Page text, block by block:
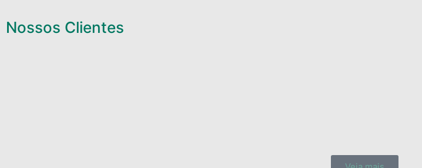
Nossos Clientes